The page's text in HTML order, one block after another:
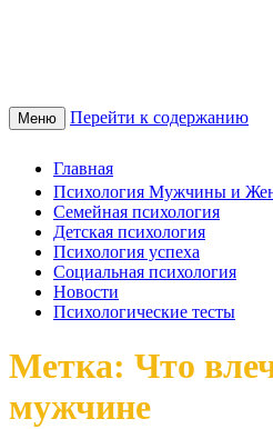
Меню Перейти к содержанию
Главная
Психология Мужчины и
Семейная психология
Детская психология
Психология успеха
Социальная психология
Новости
Психологические тесты
Метка: Что
мужчине